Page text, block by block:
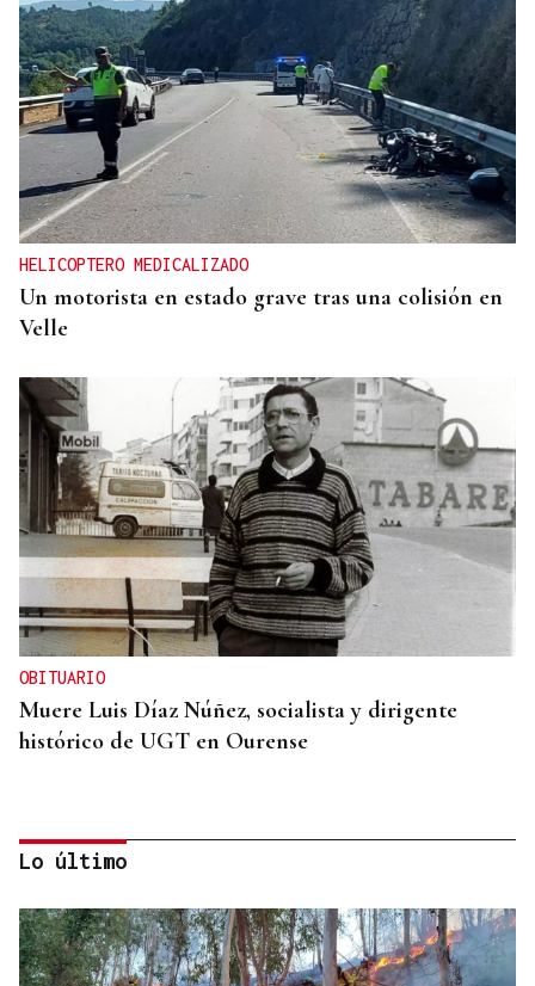
HELICOPTERO MEDICALIZADO
Un motorista en estado grave tras una colisión en
Velle
OBITUARIO
Muere Luis Díaz Núñez, socialista y dirigente
histórico de UGT en Ourense
Lo último